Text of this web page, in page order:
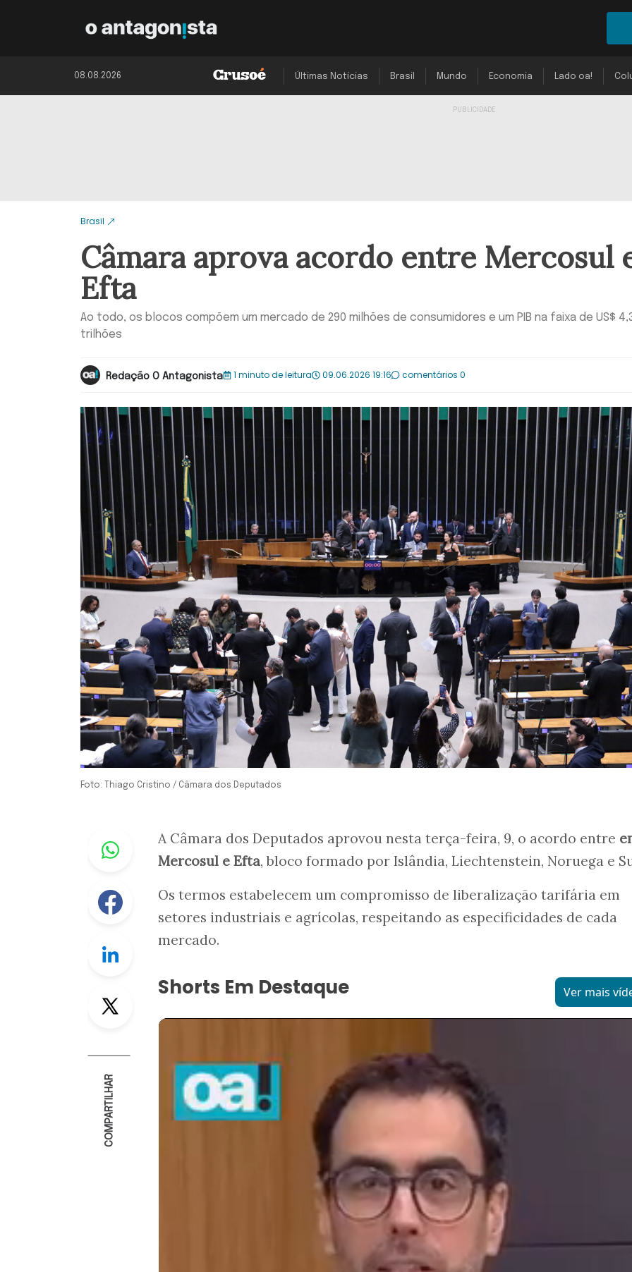
08.08.2026 Últimas Notícias Brasil Mundo Economia Lado oa!
Brasil
Câmara aprova acordo entre Mercosul
Efta
Ao todo, os blocos compõem um mercado de 290 milhões de consumidores e um PIB na faixa de US$
trilhões
Redação O Antagonista 1 minuto de leitura 09.06.2026 19:16 comentários 0
Foto: Thiago Cristino / Câmara dos Deputados
Whastapp
Facebook
Linkedin
Twitter
COMPARTILHAR
A Câmara dos Deputados aprovou nesta terça-feira, 9, o acordo entre
Mercosul e Efta, bloco formado por Islândia, Liechtenstein, Noruega e
Os termos estabelecem um compromisso de liberalização tarifária em
setores industriais e agrícolas, respeitando as especificidades de cada
mercado.
Shorts Em Destaque Ver mais